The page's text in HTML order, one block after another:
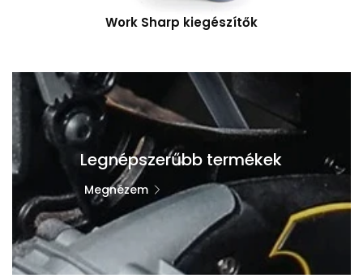
Work Sharp kiegészítők
Legnépszerűbb termékek
Megnézem